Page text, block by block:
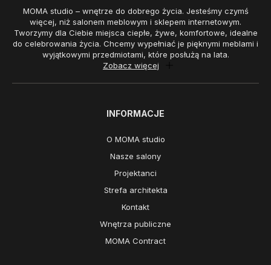
MOMA studio – wnętrze do dobrego życia. Jesteśmy czymś
więcej, niż salonem meblowym i sklepem internetowym.
Tworzymy dla Ciebie miejsca ciepłe, żywe, komfortowe, idealne
do celebrowania życia. Chcemy wypełniać je pięknymi meblami i
wyjątkowymi przedmiotami, które posłużą na lata.
Zobacz więcej
INFORMACJE
O MOMA studio
Nasze salony
Projektanci
Strefa architekta
Kontakt
Wnętrza publiczne
MOMA Contract